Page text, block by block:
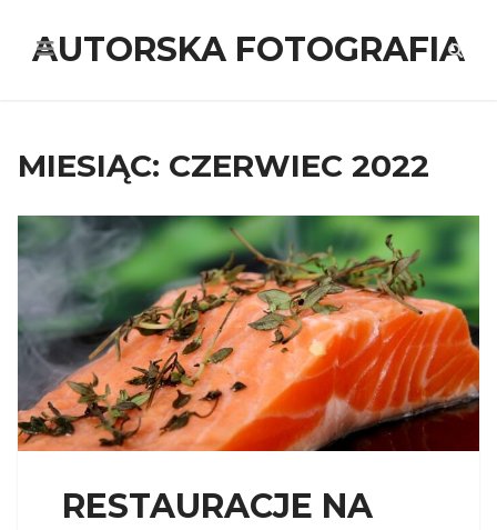
AUTORSKA FOTOGRAFIA
MIESIĄC: CZERWIEC 2022
RESTAURACJE NA